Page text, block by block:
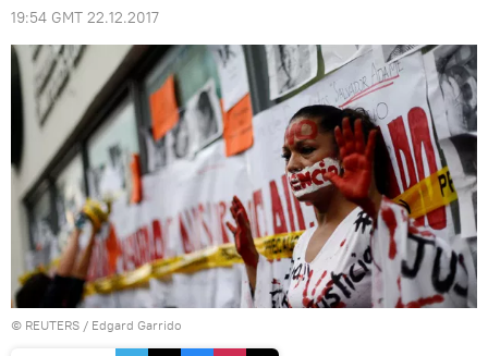
19:54 GMT 22.12.2017
© REUTERS / Edgard Garrido